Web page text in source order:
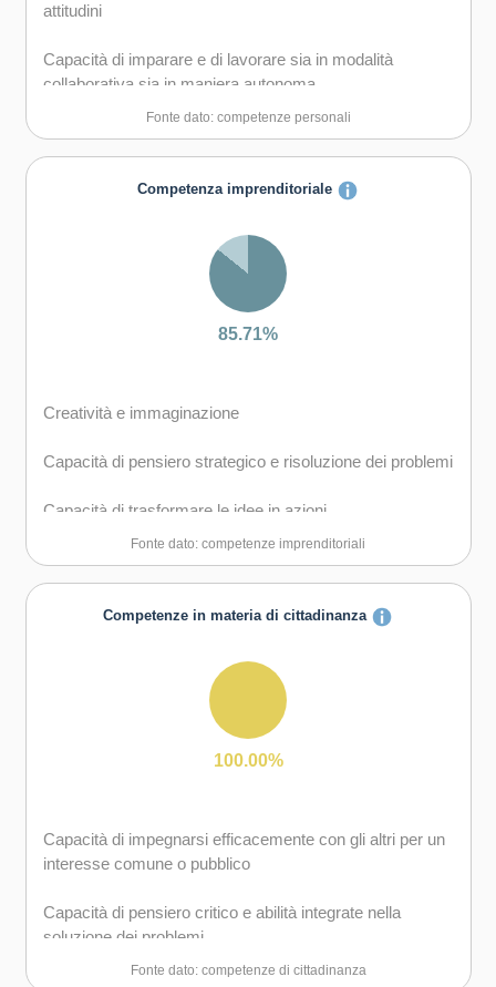
attitudini
Capacità di imparare e di lavorare sia in modalità
collaborativa sia in maniera autonoma
Capacità di comunicare costruttivamente in ambienti
Capacità di creare fiducia e provare empatia
Capacità di esprimere e comprendere punti di vista
Capacità di gestire il proprio apprendimento e la propria
Capacità di mantenersi resilienti
Capacità di favorire il proprio benessere fisico ed
Fonte dato: competenze personali
Competenza imprenditoriale
85.71%
Creatività e immaginazione
Capacità di pensiero strategico e risoluzione dei problemi
Capacità di trasformare le idee in azioni
Capacità di assumere l'iniziativa
gruppo sia in maniera autonoma
Capacità di comunicare e negoziare efficacemente con
Capacità di possedere spirito di iniziativa e
autoconsapevolezza
Capacità di essere proattivi e lungimiranti
Capacità di coraggio e perseveranza nel raggiungimento
Fonte dato: competenze imprenditoriali
Competenze in materia di cittadinanza
100.00%
Capacità di impegnarsi efficacemente con gli altri per un
interesse comune o pubblico
Capacità di pensiero critico e abilità integrate nella
soluzione dei problemi
Fonte dato: competenze di cittadinanza